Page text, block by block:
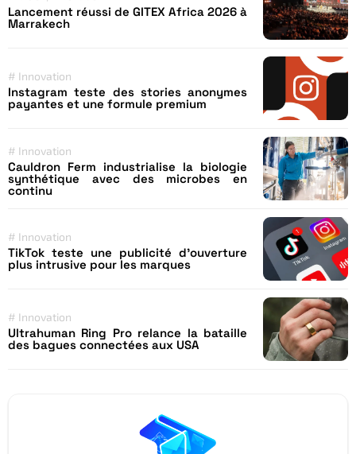
Lancement réussi de GITEX Africa 2026 à
Marrakech
# Innovation
Instagram teste des stories anonymes
payantes et une formule premium
# Innovation
Cauldron Ferm industrialise la biologie
synthétique avec des microbes en
continu
# Innovation
TikTok teste une publicité d’ouverture
plus intrusive pour les marques
# Innovation
Ultrahuman Ring Pro relance la bataille
des bagues connectées aux USA